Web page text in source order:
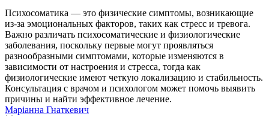
Психосоматика — это физические симптомы, возникающие
из-за эмоциональных факторов, таких как стресс и тревога.
Важно различать психосоматические и физиологические
заболевания, поскольку первые могут проявляться
разнообразными симптомами, которые изменяются в
зависимости от настроения и стресса, тогда как
физиологические имеют четкую локализацию и стабильность.
Консультация с врачом и психологом может помочь выявить
причины и найти эффективное лечение.
Маріанна Гнаткевич